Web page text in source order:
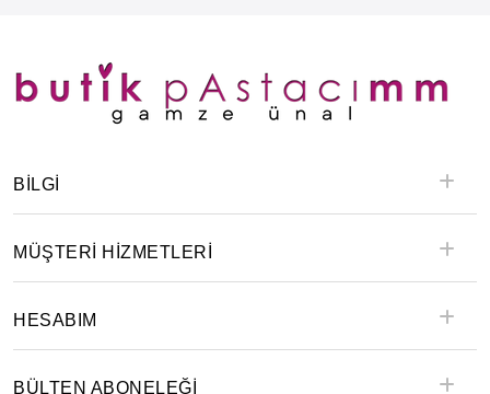
BILGI
MÜŞTERİ HİZMETLERİ
HESABIM
BÜLTEN ABONELEĞİ